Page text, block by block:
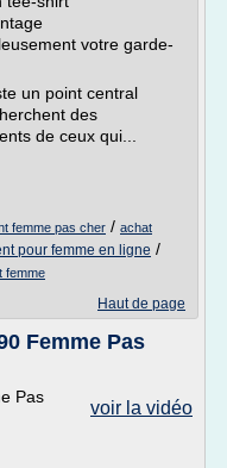
votre garde-
un point central
des
de ceux qui...
femme pas cher / achat
pour femme en ligne /
femme
Haut de page
Femme Pas
voir la vidéo
Pas